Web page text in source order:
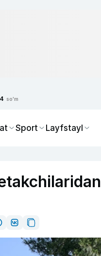
so'm
Sport Layfstayl